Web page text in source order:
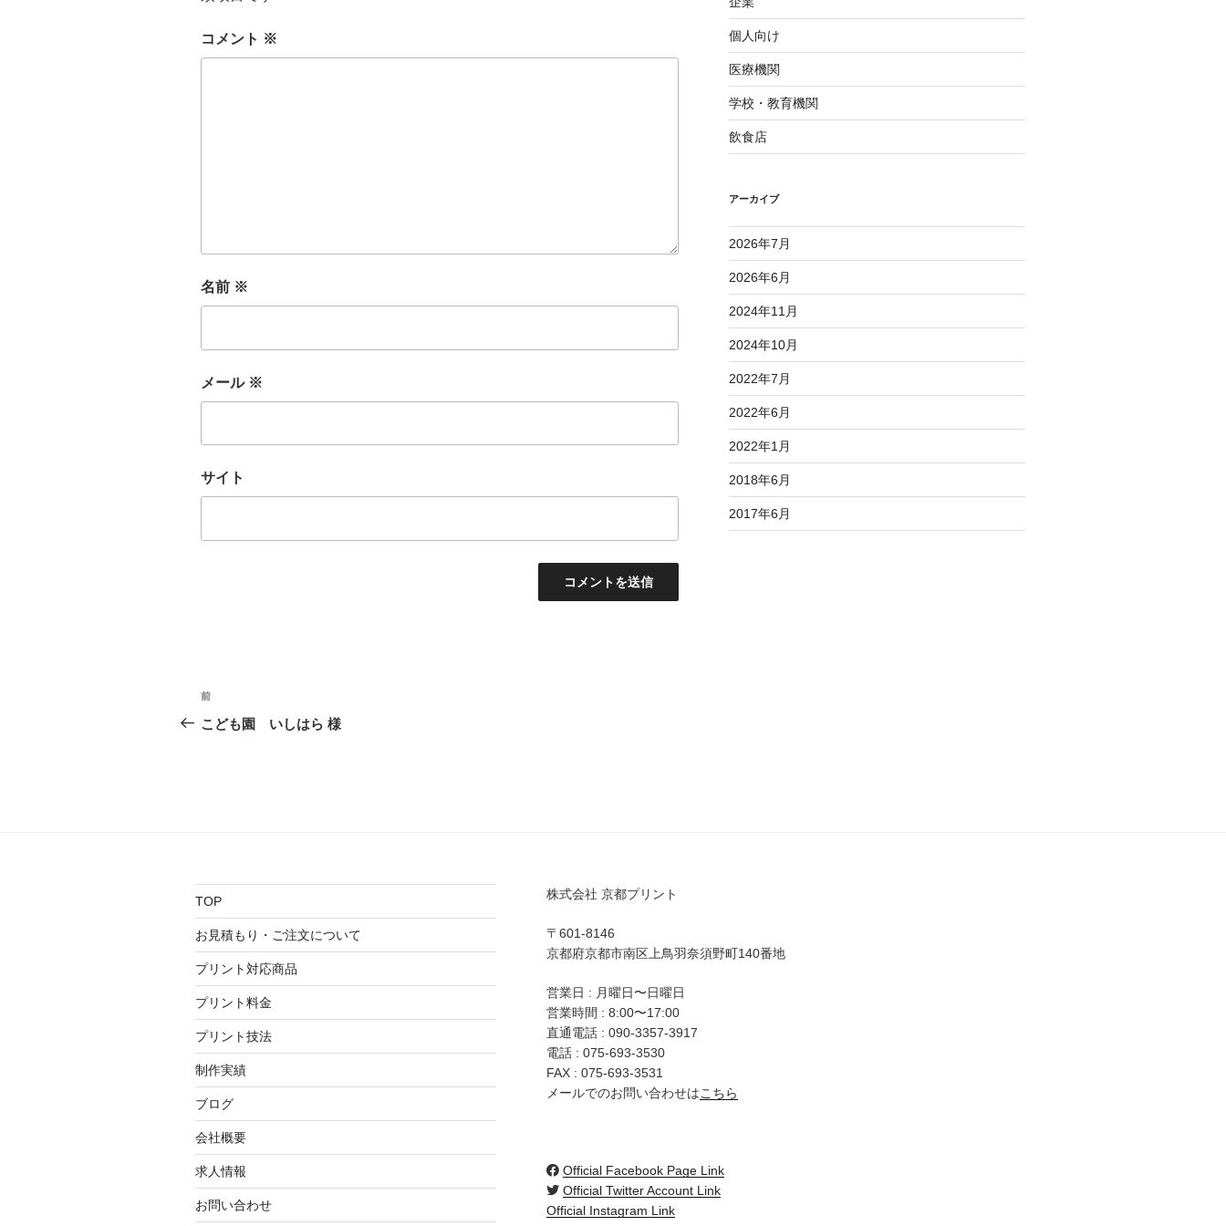
コメント ※
名前 ※
メール ※
サイト
投
稿
シ
ョ
ン
前
の
前
こども園 いしはら 様
個人向け
医療機関
学校・教育機関
飲食店
アーカイブ
2026年7月
2026年6月
2024年11月
2024年10月
2022年7月
2022年6月
2022年1月
2018年6月
2017年6月
TOP
お見積もり・ご注文について
プリント対応商品
プリント料金
プリント技法
制作実績
ブログ
会社概要
求人情報
お問い合わせ
株式会社 京都プリント
〒601-8146
京都府京都市南区上鳥羽奈須野町140番地
営業日 : 月曜日〜日曜日
営業時間 : 8:00〜17:00
直通電話 : 090-3357-3917
電話 : 075-693-3530
FAX : 075-693-3531
メールでのお問い合わせはこちら
Official Facebook Page Link
Official Twitter Account Link
Official Instagram Link